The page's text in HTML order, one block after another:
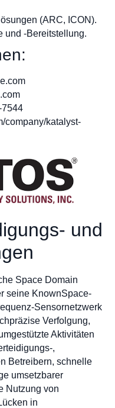
(ARC, ICON).
und -Bereitstellung.
7544
company/katalyst-
und
Space Domain
seine KnownSpace-
Sensornetzwerk
Verfolgung,
Aktivitäten
,
Betreibern, schnelle
umsetzbarer
Nutzung von
in